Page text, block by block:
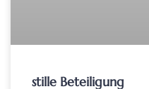
stille Beteiligung